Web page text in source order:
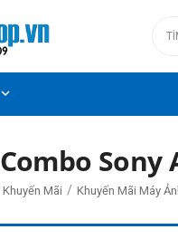

Combo Sony
Khuyến Mãi / Khuyến Mãi Máy